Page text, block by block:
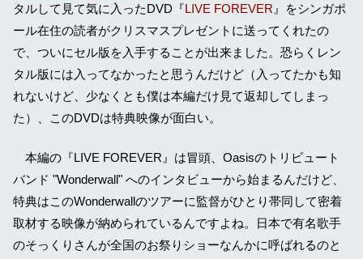
タルして見て気に入ったDVD『LIVE FOREVER 』をシンガポ
ール在住の読者がクリスマスプレゼントに送ってくれたの
で、ついにセル版を入手することが出来ました。恐らくレン
タル版には入ってなかったと思うんだけど（入ってたかも知
れないけど、少なくとも僕は本編だけ見て返却してしまっ
た）、このDVDは特典映像が面白い。
本編の『LIVE FOREVER』は冒頭、Oasisのトリビュート
バンド "Wonderwall" へのインタビューから始まるんだけど、
特典はこのWonderwallのツアーに監督がひとり帯同して密着
取材する映像が納められているんですよね。日本で有名歌手
のそっくりさんが全国のお祭りショーなんかに呼ばれるのと